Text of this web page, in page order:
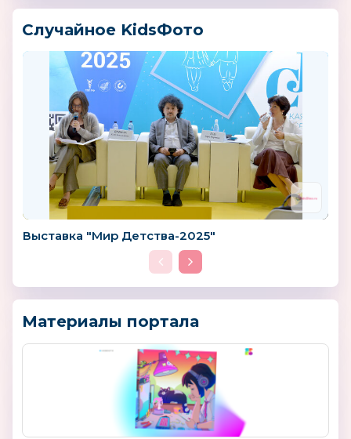
Случайное KidsФото
Выставка "Мир Детства-2025"
Материалы портала